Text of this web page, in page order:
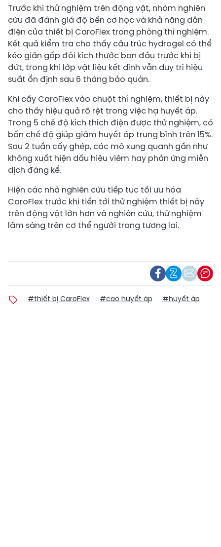
Trước khi thử nghiệm trên động vật, nhóm nghiên
cứu đã đánh giá độ bền cơ học và khả năng dẫn
điện của thiết bị CaroFlex trong phòng thí nghiệm.
Kết quả kiểm tra cho thấy cấu trúc hydrogel có thể
kéo giãn gấp đôi kích thước ban đầu trước khi bị
đứt, trong khi lớp vật liệu kết dính vẫn duy trì hiệu
suất ổn định sau 6 tháng bảo quản.
Khi cấy CaroFlex vào chuột thí nghiệm, thiết bị này
cho thấy hiệu quả rõ rệt trong việc hạ huyết áp.
Trong 5 chế độ kích thích điện được thử nghiệm, có
bốn chế độ giúp giảm huyết áp trung bình trên 15%.
Sau 2 tuần cấy ghép, các mô xung quanh gần như
không xuất hiện dấu hiệu viêm hay phản ứng miễn
dịch đáng kể.
Hiện các nhà nghiên cứu tiếp tục tối ưu hóa
CaroFlex trước khi tiến tới thử nghiệm thiết bị này
trên động vật lớn hơn và nghiên cứu, thử nghiệm
lâm sàng trên cơ thể người trong tương lai.
#thiết bị CaroFlex #cao huyết áp #huyết áp